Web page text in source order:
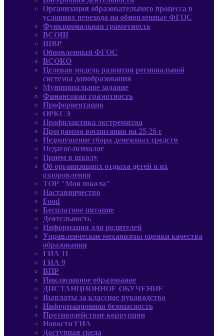
Организация образовательного процесса в
условиях перехода на обновленные ФГОС
Функциональная грамотность
ВСОШ
ШВР
Обновленный ФГОС
ВСОКО
Целевая модель развития региональной
системы допобразования
Муниципальное задание
Финансовая грамотность
Профориентация
ОРКСЭ
Профилактика экстремизма
Программа воспитания на 25-26 г
Недопущение сбора денежных средств
Педагог-психолог
Прием в школу
Об организациях отдыха детей и их
оздоровления
ТОР "Моя школа"
Наставничество
Food
Бесплатное питание
Деятельность
Информация для родителей
Управленческие механизмы оценки качества
образования
ГИА 11
ГИА 9
ВПР
Инклюзивное образование
ДИСТАНЦИОННОЕ ОБУЧЕНИЕ
Выплаты за классное руководство
Информационная безопасность
Противодействие коррупции
Новости ГИА
Доступная среда